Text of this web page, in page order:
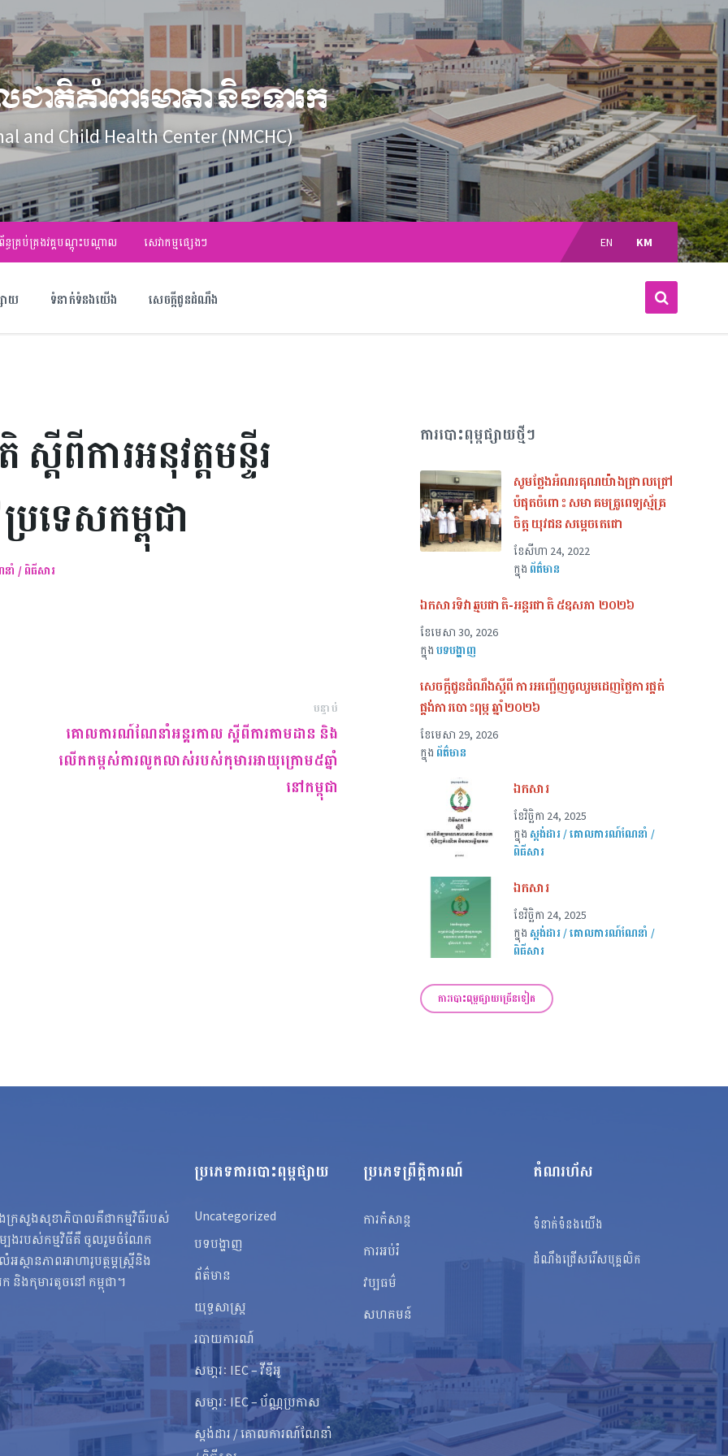
ាតិគាំពារមាតា និងទារក
and Child Health Center (NMCHC)
ន្ធគ្រប់គ្រងវគ្គបណ្ដុះបណ្ដាល សេវាកម្មផ្សេងៗ
Choose
language:
EN KM
ាយ ទំនាក់ទំនងយើង សេចក្តីជូនដំណឹង
ការអនុវត្តមន្ទីរ
ទេសកម្ពុជា
ាំ / ពិធីសារ
បន្ទាប់
គោលការណ៍ណែនាំអន្តរកាល ស្ដីពីការតាមដាន និង
លើកកម្ពស់ការលូតលាស់របស់កុមារអាយុក្រោម៥ឆ្នាំ
នៅកម្ពុជា
ការបោះពុម្ពផ្សាយថ្មីៗ
សូមថ្លែងអំណរគុណយ៉ាងជ្រាលជ្រៅ
បំផុតចំពោះ សមាគមគ្រូពេទ្យស្ម័គ្រ
ចិត្ត យុវជន សម្តេចតេជោ
ខែ​សីហា 24, 2022
ក្នុង ព័ត៌មាន
ឯកសារទិវាឆ្មបជាតិ-អន្តរជាតិ ៥ឧសភា ២០២៦
ខែ​មេសា 30, 2026
ក្នុងបទបង្ហាញ
សេចក្ដីជូនដំណឹងស្ដីពី ការអញ្ជើញចូលរួមដេញថ្លៃការផ្គត់
ផ្គង់ការបោះពុម្ភ ឆ្នាំ២០២៦
ខែ​មេសា 29, 2026
ក្នុង ព័ត៌មាន
ឯកសារ
ខែ​វិច្ឆិកា 24, 2025
ក្នុង ស្តង់ដារ / គោលការណ៍ណែនាំ /
ពិធីសារ
ឯកសារ
ខែ​វិច្ឆិកា 24, 2025
ក្នុង ស្តង់ដារ / គោលការណ៍ណែនាំ /
ពិធីសារ
ការបោះពុម្ពផ្សាយច្រើនទៀត
នុងក្រសួងសុខាភិបាលគឺជាកម្មវិធីរបស់
ងរបស់កម្មវិធីគឺ ចូលរួមចំណែក
ថានភាពអាហារូបត្ថម្ភស្ត្រីនិង
ក និងកុមារតូចនៅ កម្ពុជា។
ប្រភេទការបោះពុម្ពផ្សាយ
Uncategorized
បទបង្ហាញ
ព័ត៌មាន
យុទ្ធសាស្ត្រ
របាយការណ៍
សមា្ភរៈ IEC – វីឌីអូ
សមា្ភរៈ IEC – ប័ណ្ណប្រកាស
ស្តង់ដារ / គោលការណ៍ណែនាំ
ប្រភេទព្រឹត្តិការណ៍
ការកំសាន្ត
ការអប់រំ
វប្បធម៌
សហគមន៍
តំណរហ័ស
ទំនាក់ទំនងយើង
ដំណឹងជ្រើសរើសបុគ្គលិក